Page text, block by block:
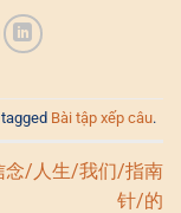
Bài tập xếp câu.
念/人生/我们/指南
针/的